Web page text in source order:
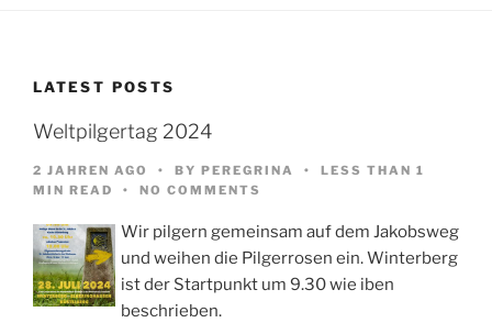
LATEST POSTS
Weltpilgertag 2024
2 JAHREN AGO BY PEREGRINA
LESS THAN 1
MIN READ
NO COMMENTS
Wir pilgern gemeinsam auf dem Jakobsweg
und weihen die Pilgerrosen ein. Winterberg
ist der Startpunkt um 9.30 wie iben
beschrieben.